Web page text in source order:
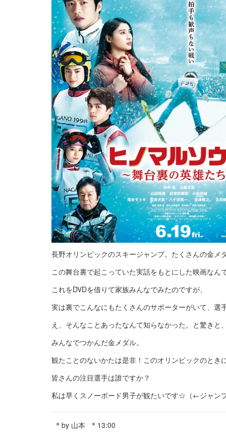
長野オリンピックのスキージャンプ。たくさんの金メ
この舞台裏で起こっていた実話をもとにした映画なん
これをDVDを借りて家族みんなでみたのですが、
実は裏でこんなにもたくさんのサポーターがいて、
え、そんなことあったなんて知らなかった。と驚きと
みんなでつかんだ金メダル。
観たことのないかたは是非！このオリンピックのと
皆さんの注目選手は誰ですか？
私は早くスノーボード男子が観たいです☆（←ジャン
by 山本 13:00